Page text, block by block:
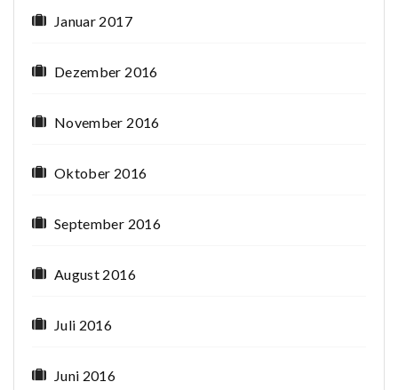
Januar 2017
Dezember 2016
November 2016
Oktober 2016
September 2016
August 2016
Juli 2016
Juni 2016